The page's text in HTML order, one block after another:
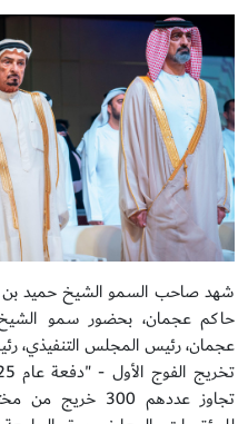
شهد صاحب السمو الشيخ حميد بن
حاكم عجمان، بحضور سمو
عجمان، رئيس المجلس التنفيذي،
تجاوز عددهم